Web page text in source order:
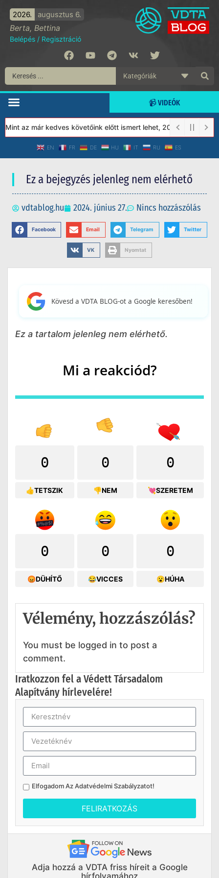
2026. augusztus 6.
Berta, Bettina
Belépés / Regisztráció
📹 VIDEÓK
az már kedves követőink előtt ismert lehet, 2023-tól a Védett
EN FR DE HU IT RU ES
Ez a bejegyzés jelenleg nem elérhető
vdtablog.hu 2024. június 27. Nincs hozzászólás
Facebook Email Telegram Twitter
VK Nyomtat
Kövesd a VDTA BLOG-ot a Google keresőben!
Ez a tartalom jelenleg nem elérhető.
Mi a reakciód?
0
👍TETSZIK
0
👎NEM
0
💘SZERETEM
0
😡DÜHÍTŐ
0
😂VICCES
0
😮HÚHA
Vélemény, hozzászólás?
You must be logged in to post a
comment.
Iratkozzon fel a Védett Társadalom
Alapítvány hírlevelére!
Elfogadom AzAdatvédelmi Szabályzatot!
FELIRATKOZÁS
Adja hozzá a VDTA friss híreit a Google
hírfolyamához